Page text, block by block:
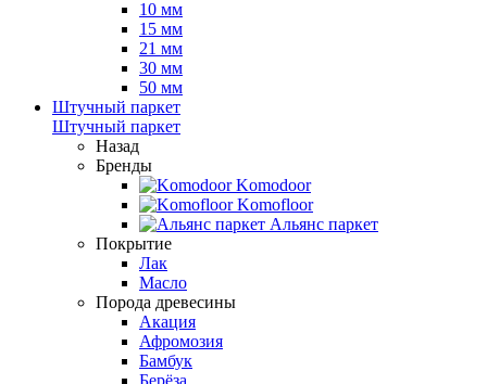
10 мм
15 мм
21 мм
30 мм
50 мм
Штучный паркет
Штучный паркет
Назад
Бренды
Komodoor
Komofloor
Альянс паркет
Покрытие
Лак
Масло
Порода древесины
Акация
Афромозия
Бамбук
Берёза